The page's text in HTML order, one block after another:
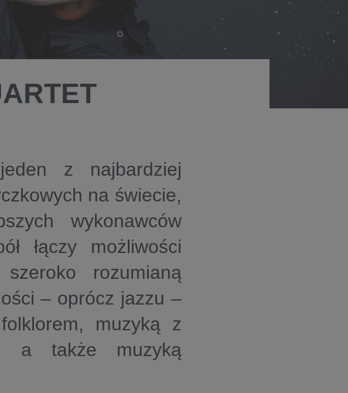
z najbardziej
na świecie,
wykonawców
łączy możliwości
rozumianą
– oprócz jazzu –
muzyką z
a także muzyką